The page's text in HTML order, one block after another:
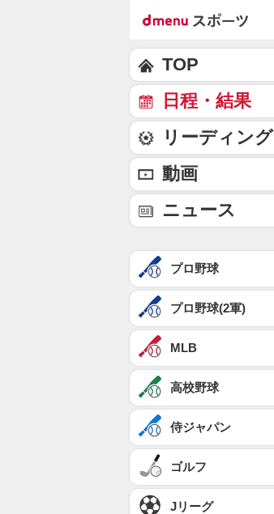
TOP
日程・結果
リーディング
動画
ニュース
プロ野球
プロ野球(2軍)
MLB
高校野球
侍ジャパン
ゴルフ
Jリーグ